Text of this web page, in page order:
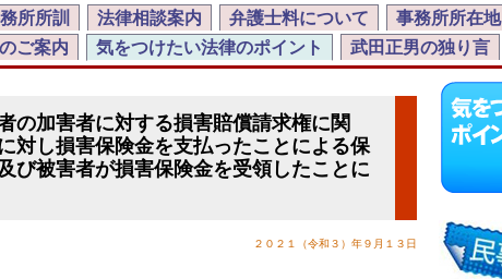
所所訓 法律相談案内 弁護士料について 事務所所在地
ご案内 気をつけたい法律のポイント 武田正男の独り言
の加害者に対する損害賠償請求権に関
対し損害保険金を支払ったことによる保
び被害者が損害保険金を受領したことに
２０２１（令和３）年９月１３日